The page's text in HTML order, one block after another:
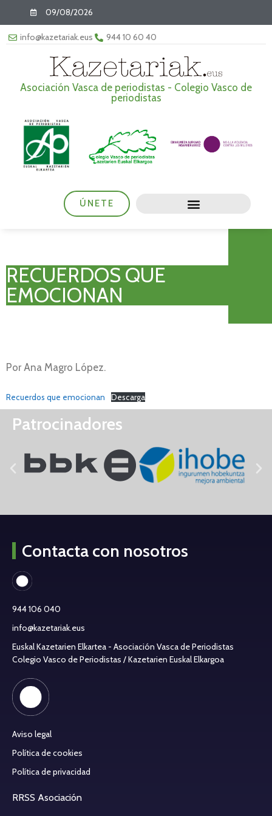
09/08/2026
info@kazetariak.eus 944 10 60 40
Asociación Vasca de periodistas - Colegio Vasco de
periodistas
ÚNETE
RECUERDOS QUE
EMOCIONAN
Por Ana Magro López.
Recuerdos que emocionan Descarga
Patrocinadores
Contacta con nosotros
944 106 040
info@kazetariak.eus
Euskal Kazetarien Elkartea - Asociación Vasca de Periodistas
Colegio Vasco de Periodistas / Kazetarien Euskal Elkargoa
Aviso legal
Política de cookies
Política de privacidad
RRSS Asociación